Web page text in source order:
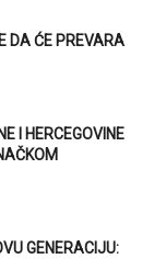
DA ĆE PREVARA
I HERCEGOVINE
GENERACIJU: